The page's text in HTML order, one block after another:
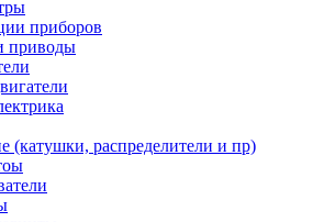
приборов
приводы
(катушки, распределители и пр)